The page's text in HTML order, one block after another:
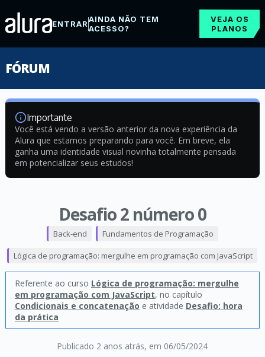
ENTRARAINDA NÃO TEM
ACESSO?
VEJA OS
PLANOS
FÓRUM
Importante
Você está vendo a versão anterior da nova experiência da
Alura que estamos preparando para você. Em breve, ela
ganha uma identidade visual novinha totalmente pensada
em potencializar seus estudos!
Desafio 2 número 0
Publicado 2 anos atrás, em 06/05/2024
Back-end Fundamentos de Programação
Lógica de programação: mergulhe em programação com JavaScript
Referente ao curso Lógica de programação: mergulhe
em programação com JavaScript, no capítulo
Condicionais e concatenação e atividade Desafio: hora
da prática